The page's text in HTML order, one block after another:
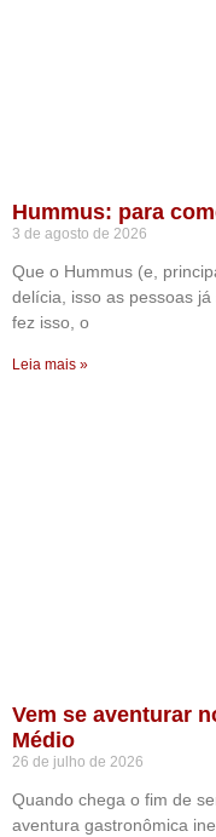
Hummus: para
3 de agosto de 2026
Que o Hummus (e,
delícia, isso as pessoas
fez isso, o
Leia mais »
Vem se aventurar
Médio
26 de julho de 2026
Quando chega o fim de
aventura gastronômica